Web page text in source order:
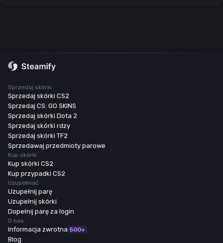
Sprzedaj skórki
Sprzedaj skórki CS2
Sprzedaj CS: GO SKINS
Sprzedaj skórki Dota 2
Sprzedaj skórki rdzy
Sprzedaj skórki TF2
Sprzedawaj przedmioty parowe
Kup skórki
Kup skórki CS2
Kup przypadki CS2
Uzupełniać
Uzupełnij parę
Uzupełnij skórki
Dopełnij parę za login
O nas
Informacja zwrotna 500+
Blog